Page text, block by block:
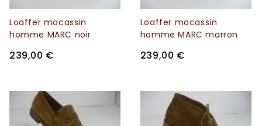
Loaffer mocassin
homme MARC noir
239,00 €
Loaffer mocassin
homme MARC marron
239,00 €